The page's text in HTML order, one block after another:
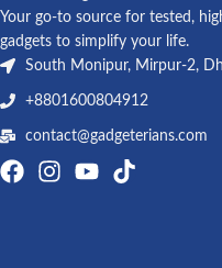
Your go-to source for tested,
gadgets to simplify your life.
South Monipur, Mirpur-2,
+8801600804912
contact@gadgeterians.com